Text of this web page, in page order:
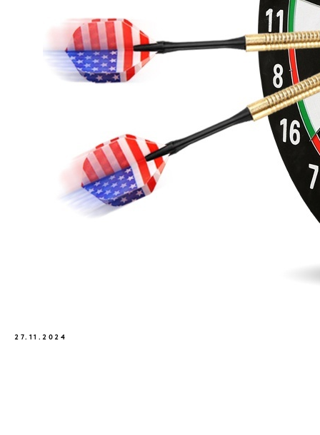
27.11.2024